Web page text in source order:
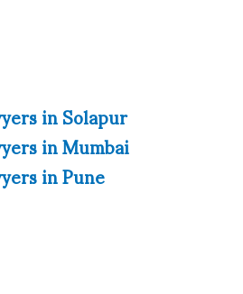
in Solapur
in Mumbai
in Pune